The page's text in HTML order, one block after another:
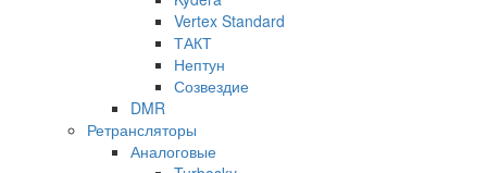
Vertex Standard
ТАКТ
Нептун
Созвездие
DMR
Ретрансляторы
Аналоговые